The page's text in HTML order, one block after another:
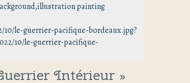
painting
le-guerrier-pacifique-bordeaux.jpg?
10/le-guerrier-pacifique-
Intérieur »